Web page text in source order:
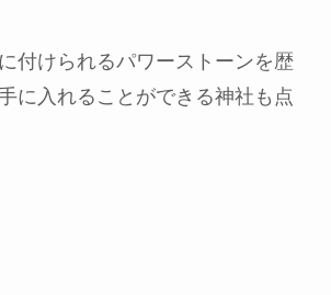
付けられるパワーストーンを歴
に入れることができる神社も点